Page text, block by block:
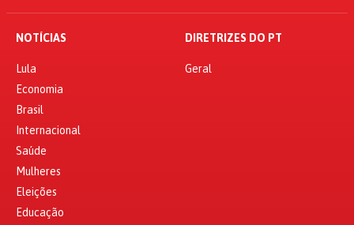
NOTÍCIAS
Lula
Economia
Brasil
Internacional
Saúde
Mulheres
Eleições
Educação
DIRETRIZES DO PT
Geral